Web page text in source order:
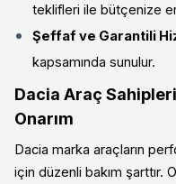
teklifleri ile bütçenize
Şeffaf ve Garantili
kapsamında sunulur.
Dacia Araç
Onarım
Dacia marka araçların
için düzenli bakım şarttır.